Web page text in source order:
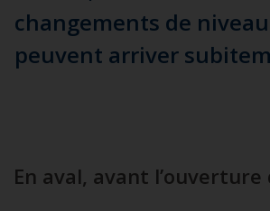
changements de niveau
peuvent arriver
En aval, avant l’ouverture